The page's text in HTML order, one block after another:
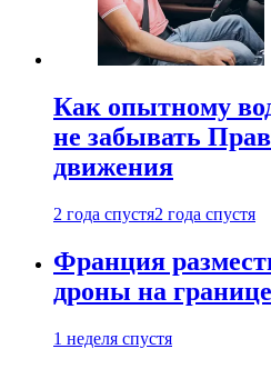
Как опытному
не забывать
движения
2 года спустя2 года спустя
Франция
дроны на
1 неделя спустя